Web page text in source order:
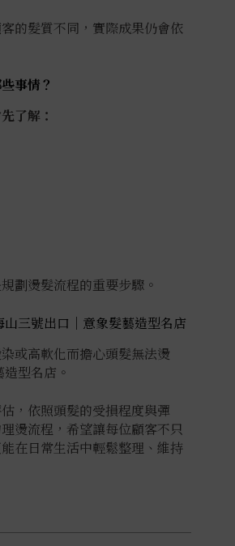
的髮質不同，實際成果仍會依
事情？
了解：
劃燙髮流程的重要步驟。
三號出口｜意象髮藝造型名店
或高軟化而擔心頭髮無法燙
型名店。
，依照頭髮的受損程度與彈
燙流程，希望讓每位顧客不只
在日常生活中輕鬆整理、維持